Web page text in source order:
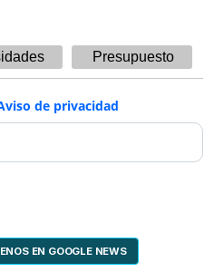
Presupuesto
de privacidad
EN GOOGLE NEWS